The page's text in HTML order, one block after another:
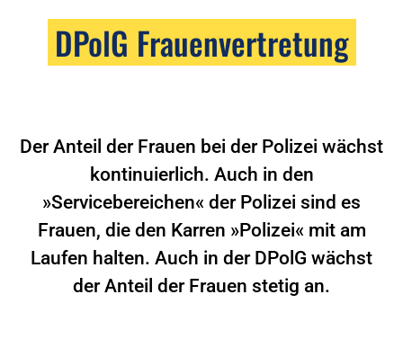
DPolG Frauenvertretung
Der Anteil der Frauen bei der Polizei wächst
kontinuierlich. Auch in den
»Servicebereichen« der Polizei sind es
Frauen, die den Karren »Polizei« mit am
Laufen halten. Auch in der DPolG wächst
der Anteil der Frauen stetig an.